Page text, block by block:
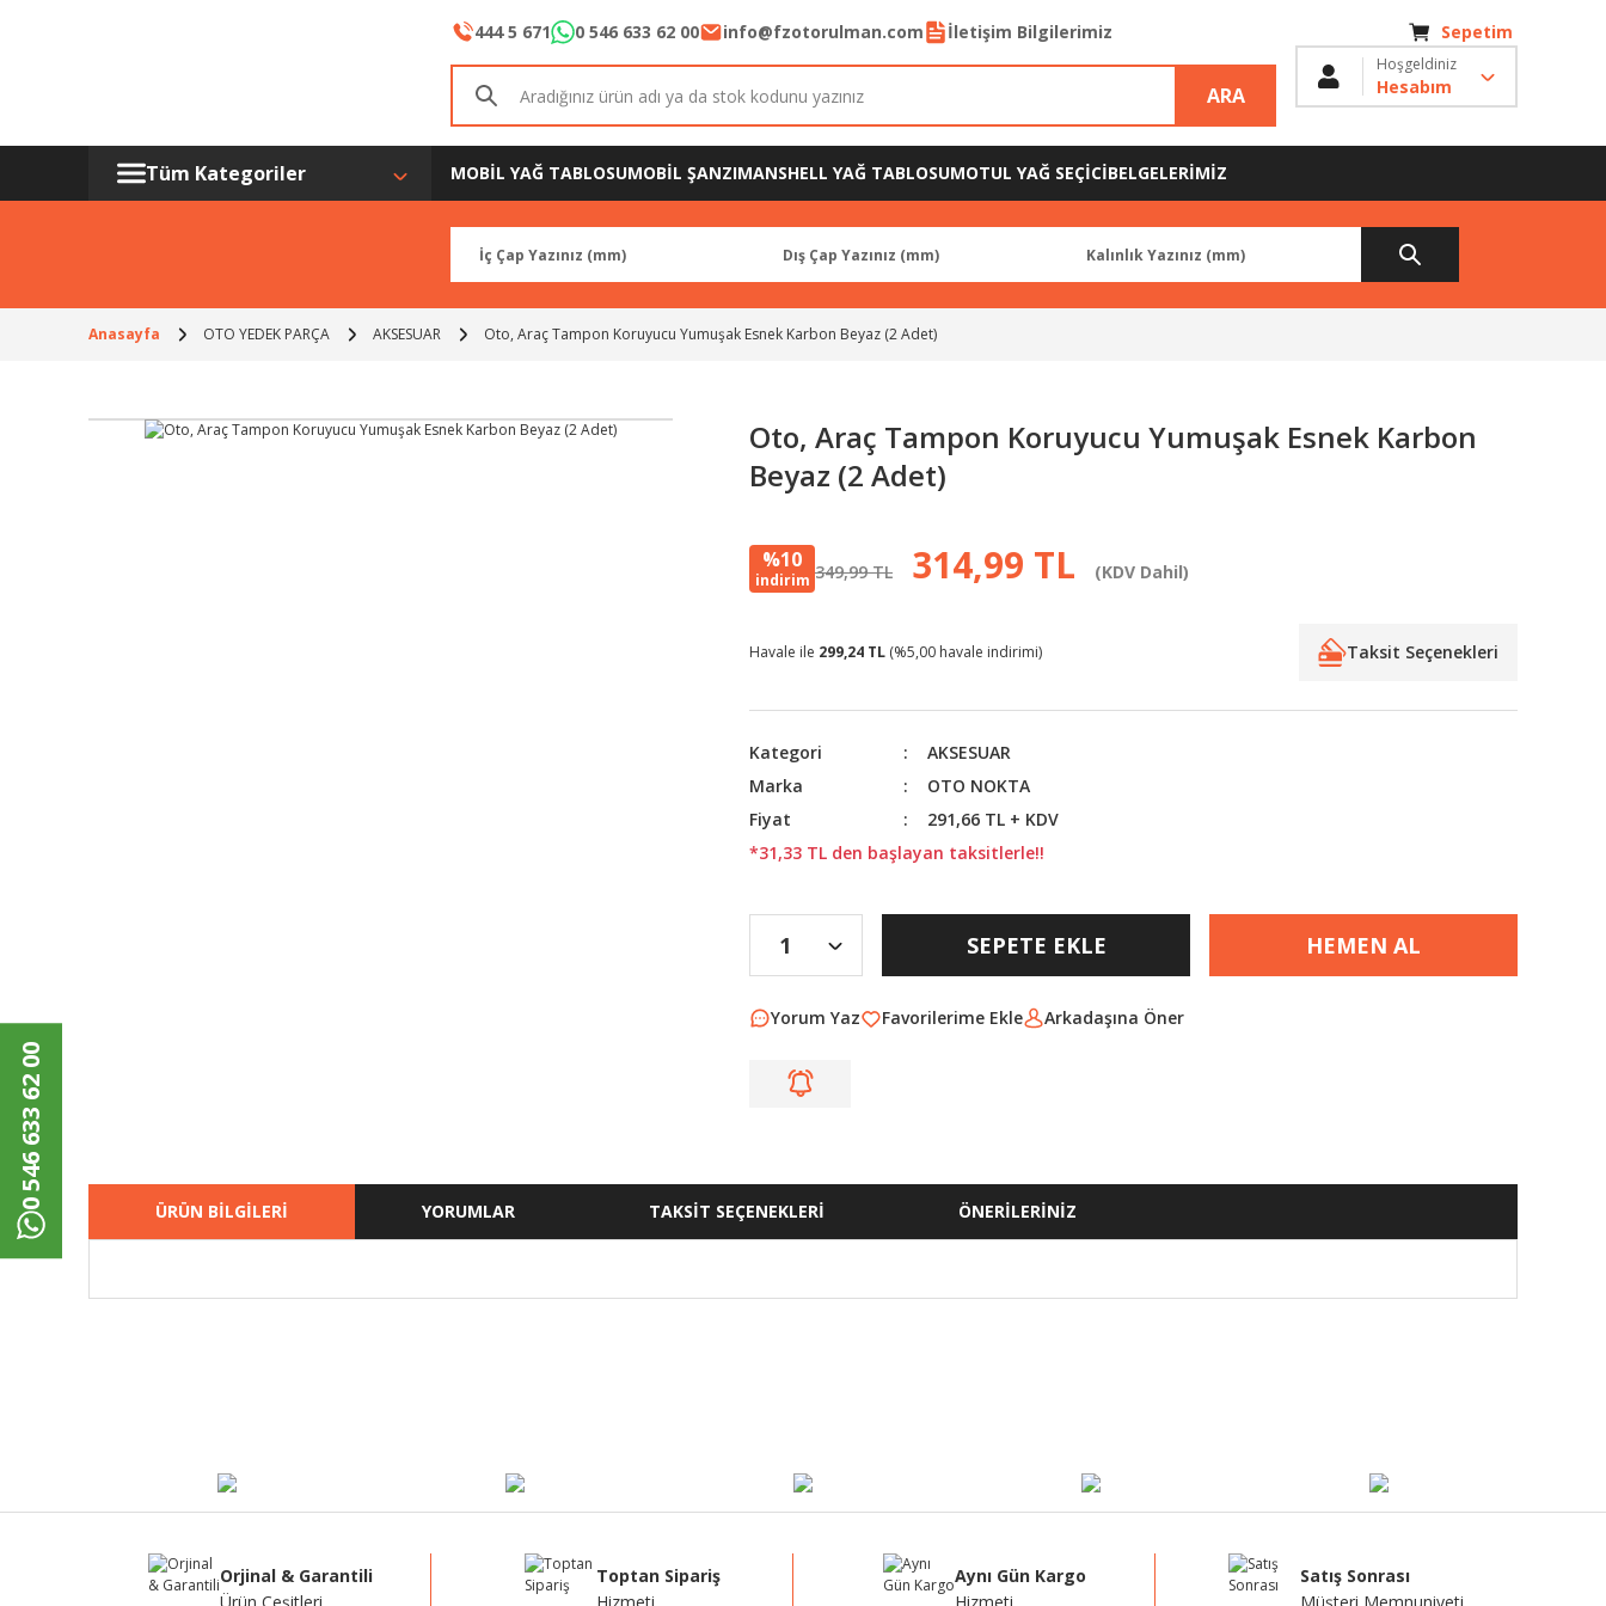
444 5 671 0 546 633 62 00 info@fzotorulman.com İletişim Bilgilerimiz
ARA
Sepetim
Hoşgeldiniz
Hesabım
Tüm Kategoriler MOBİL YAĞ TABLOSUMOBİL ŞANZIMANSHELL YAĞ TABLOSUMOTUL YAĞ SEÇİCİBELGELERİMİZ
Anasayfa OTO YEDEK PARÇA AKSESUAR Oto, Araç Tampon Koruyucu Yumuşak Esnek Karbon Beyaz (2 Adet)
Oto, Araç Tampon Koruyucu Yumuşak Esnek Karbon
Beyaz (2 Adet)
%10
indirim 349,99 TL 314,99 TL (KDV Dahil)
Havale ile 299,24 TL (%5,00 havale indirimi) Taksit Seçenekleri
Kategori
AKSESUAR
Marka
OTO NOKTA
Fiyat
291,66 TL + KDV
*31,33 TL den başlayan taksitlerle!!
SEPETE EKLE HEMEN AL
Yorum Yaz Arkadaşına Öner
ÜRÜN BİLGİLERİ YORUMLAR TAKSİT SEÇENEKLERİ ÖNERİLERİNİZ
Ürün bilgilerinde hatalar bulunuyor.
Bu ürüne benzer farklı alternatifler olmalı.
Orjinal & Garantili
Toptan Sipariş
Aynı Gün Kargo
Satış Sonrası
0 546 633 62 00